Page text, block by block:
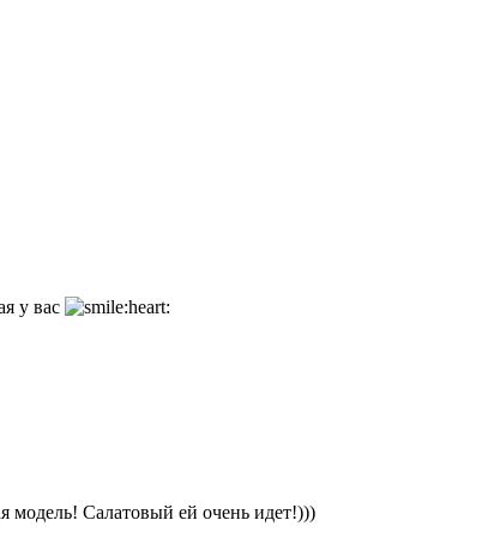
у вас
модель! Салатовый ей очень идет!)))